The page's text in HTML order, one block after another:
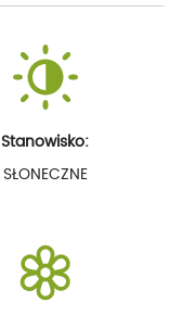
Stanowisko:
SŁONECZNE